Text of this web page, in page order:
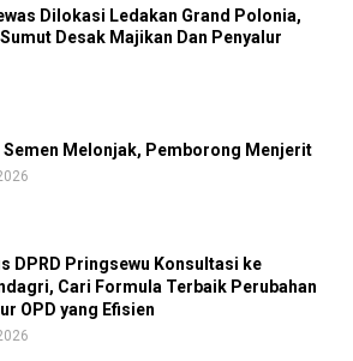
Dilokasi Ledakan Grand Polonia,
Desak Majikan Dan Penyalur
Semen Melonjak, Pemborong Menjerit
DPRD Pringsewu Konsultasi ke
Cari Formula Terbaik Perubahan
OPD yang Efisien